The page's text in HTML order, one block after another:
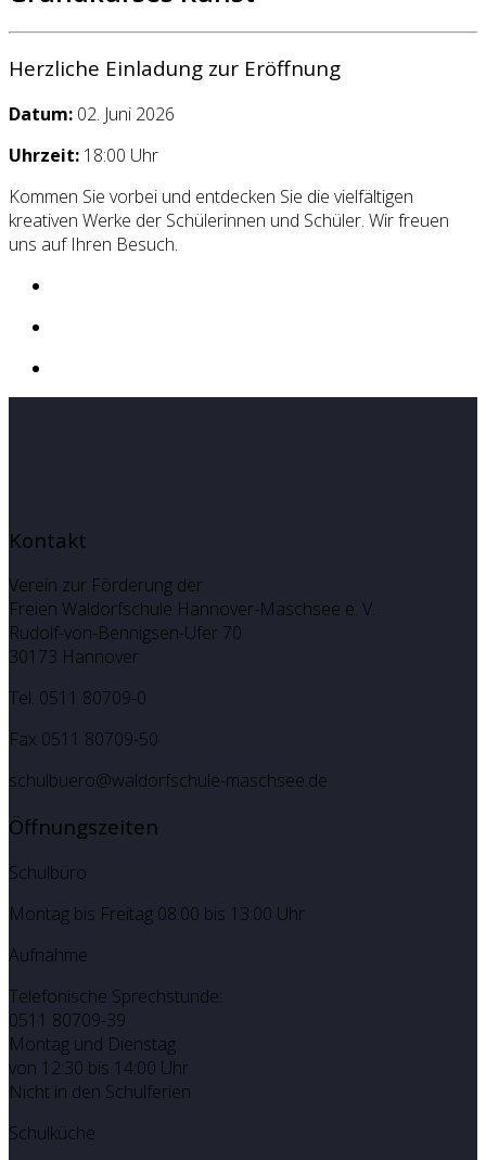
Herzliche Einladung zur Eröffnung
Datum: 02. Juni 2026
Uhrzeit: 18:00 Uhr
Kommen Sie vorbei und entdecken Sie die vielfältigen
kreativen Werke der Schülerinnen und Schüler. Wir freuen
uns auf Ihren Besuch.
Kontakt
Verein zur Förderung der
Freien Waldorfschule Hannover-Maschsee e. V.
Rudolf-von-Bennigsen-Ufer 70
30173 Hannover
Tel. 0511 80709-0
Fax 0511 80709-50
schulbuero@waldorfschule-maschsee.de
Öffnungszeiten
Schulbüro
Montag bis Freitag 08:00 bis 13:00 Uhr
Aufnahme
Telefonische Sprechstunde:
0511 80709-39
Montag und Dienstag
von 12:30 bis 14:00 Uhr
Nicht in den Schulferien
Schulküche